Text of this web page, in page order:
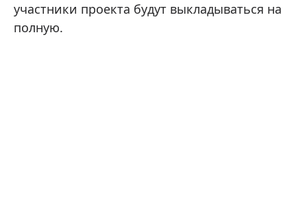
участники проекта будут выкладываться на
полную.